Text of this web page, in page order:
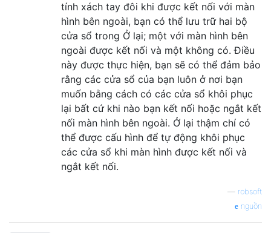
tính xách tay đôi khi được kết nối với màn
hình bên ngoài, bạn có thể lưu trữ hai bộ
cửa sổ trong Ở lại; một với màn hình bên
ngoài được kết nối và một không có. Điều
này được thực hiện, bạn sẽ có thể đảm bảo
rằng các cửa sổ của bạn luôn ở nơi bạn
muốn bằng cách có các cửa sổ khôi phục
lại bất cứ khi nào bạn kết nối hoặc ngắt kết
nối màn hình bên ngoài. Ở lại thậm chí có
thể được cấu hình để tự động khôi phục
các cửa sổ khi màn hình được kết nối và
ngắt kết nối.
robsoft
nguồn